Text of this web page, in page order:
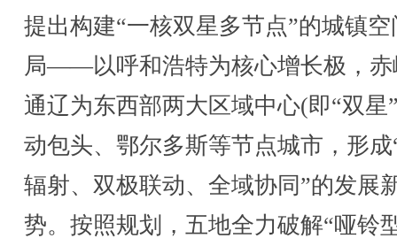
提出构建“一核双星多节点”的城镇空
局——以呼和浩特为核心增长极，赤
通辽为东西部两大区域中心(即“双星
动包头、鄂尔多斯等节点城市，形成
辐射、双极联动、全域协同”的发展
势。按照规划，五地全力破解“哑铃